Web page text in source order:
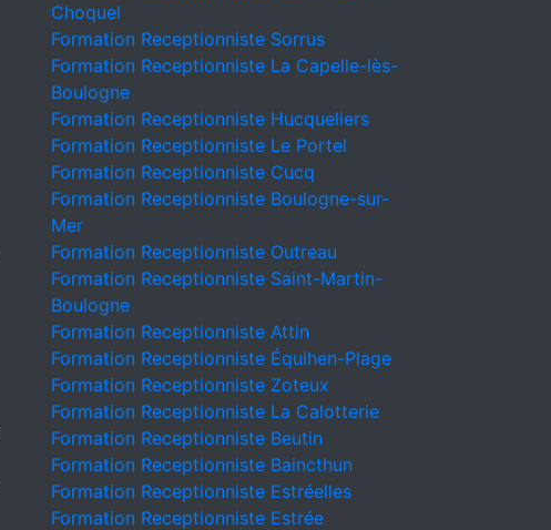
Choquel
Formation Receptionniste Sorrus
Formation Receptionniste La Capelle-lès-
Boulogne
Formation Receptionniste Hucqueliers
Formation Receptionniste Le Portel
Formation Receptionniste Cucq
Formation Receptionniste Boulogne-sur-
Mer
Formation Receptionniste Outreau
Formation Receptionniste Saint-Martin-
Boulogne
Formation Receptionniste Attin
Formation Receptionniste Équihen-Plage
Formation Receptionniste Zoteux
Formation Receptionniste La Calotterie
Formation Receptionniste Beutin
Formation Receptionniste Baincthun
Formation Receptionniste Estréelles
Formation Receptionniste Estrée